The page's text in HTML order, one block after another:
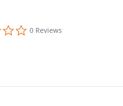
0.0 star rating
0 Reviews